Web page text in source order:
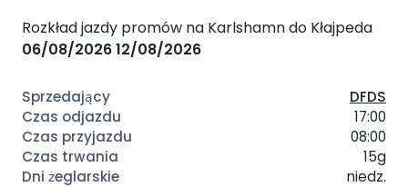
Rozkład jazdy promów na Karlshamn do Kłajpeda
06/08/202612/08/2026
DFDS
17:00
08:00
15g
niedz.